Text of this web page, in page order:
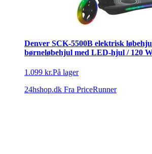
Denver SCK-5500B elektrisk
børneløbehjul med LED-hjul / 120
1.099 kr.På lager
24hshop.dk Fra PriceRunner